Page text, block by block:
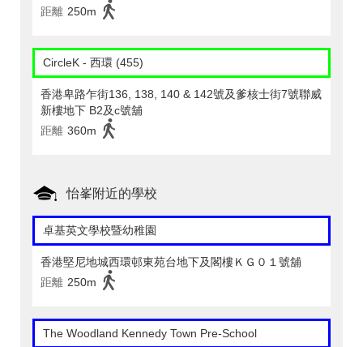
距離 250m
CircleK - 西環 (455)
香港卑路乍街136, 138, 140 & 142號及爹核士街7號聯威
新樓地下 B2及c號舖
距離 360m
怡峯附近的學校
卓基英文學校暨幼稚園
香港堅尼地城西環邨東苑台地下及閣樓ＫＧ０１號舖
距離 250m
The Woodland Kennedy Town Pre-School